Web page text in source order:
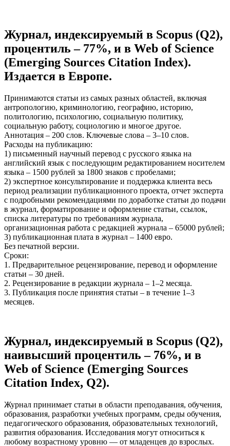
Журнал, индексируемый в Scopus (Q2),
процентиль – 77%, и в Web of Science
(Emerging Sources Citation Index).
Издается в Европе.
Принимаются статьи из самых разных областей, включая
антропологию, криминологию, географию, историю,
политологию, психологию, социальную политику,
социальную работу, социологию и многое другое.
Аннотация – 200 слов. Ключевые слова – 3–10 слов.
Расходы на публикацию:
1) письменный научный перевод с русского языка на
английский язык с последующим редактированием носителем
языка – 1500 рублей за 1800 знаков с пробелами;
2) экспертное консультирование и поддержка клиента весь
период реализации публикационного проекта, отчет эксперта
с подробными рекомендациями по доработке статьи до подачи
в журнал, форматирование и оформление статьи, ссылок,
списка литературы по требованиям журнала,
организационная работа с редакцией журнала – 65000 рублей;
3) публикационная плата в журнал – 1400 евро.
Без печатной версии.
Сроки:
1. Предварительное рецензирование, перевод и оформление
статьи – 30 дней.
2. Рецензирование в редакции журнала – 1–2 месяца.
3. Публикация после принятия статьи – в течение 1–3
месяцев.
Журнал, индексируемый в Scopus (Q2),
наивысший процентиль – 76%, и в
Web of Science (Emerging Sources
Citation Index, Q2).
Журнал принимает статьи в области преподавания, обучения,
образования, разработки учебных программ, среды обучения,
педагогического образования, образовательных технологий,
развития образования. Исследования могут относиться к
любому возрастному уровню — от младенцев до взрослых.